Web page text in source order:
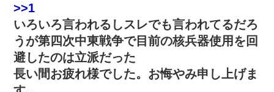
>>1
いろいろ言われるしスレでも言われてるだろ
うが第四次中東戦争で目前の核兵器使用を回
避したのは立派だった
長い間お疲れ様でした。お悔やみ申し上げま